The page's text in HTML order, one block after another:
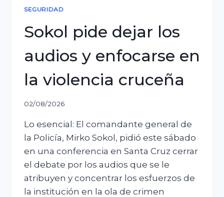
SEGURIDAD
Sokol pide dejar los
audios y enfocarse en
la violencia cruceña
02/08/2026
Lo esencial: El comandante general de
la Policía, Mirko Sokol, pidió este sábado
en una conferencia en Santa Cruz cerrar
el debate por los audios que se le
atribuyen y concentrar los esfuerzos de
la institución en la ola de crimen